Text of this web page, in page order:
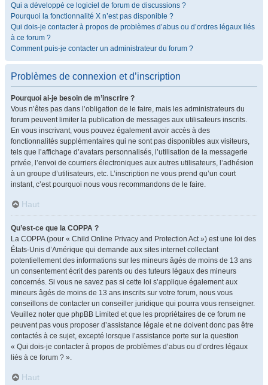
Qui a développé ce logiciel de forum de discussions ?
Pourquoi la fonctionnalité X n’est pas disponible ?
Qui dois-je contacter à propos de problèmes d’abus ou d’ordres légaux liés
à ce forum ?
Comment puis-je contacter un administrateur du forum ?
Problèmes de connexion et d’inscription
Pourquoi ai-je besoin de m’inscrire ?
Vous n’êtes pas dans l’obligation de le faire, mais les administrateurs du
forum peuvent limiter la publication de messages aux utilisateurs inscrits.
En vous inscrivant, vous pouvez également avoir accès à des
fonctionnalités supplémentaires qui ne sont pas disponibles aux visiteurs,
tels que l’affichage d’avatars personnalisés, l’utilisation de la messagerie
privée, l’envoi de courriers électroniques aux autres utilisateurs, l’adhésion
à un groupe d’utilisateurs, etc. L’inscription ne vous prend qu’un court
instant, c’est pourquoi nous vous recommandons de le faire.
Haut
Qu’est-ce que la COPPA ?
La COPPA (pour « Child Online Privacy and Protection Act ») est une loi des
États-Unis d’Amérique qui demande aux sites internet collectant
potentiellement des informations sur les mineurs âgés de moins de 13 ans
un consentement écrit des parents ou des tuteurs légaux des mineurs
concernés. Si vous ne savez pas si cette loi s’applique également aux
mineurs âgés de moins de 13 ans inscrits sur votre forum, nous vous
conseillons de contacter un conseiller juridique qui pourra vous renseigner.
Veuillez noter que phpBB Limited et que les propriétaires de ce forum ne
peuvent pas vous proposer d’assistance légale et ne doivent donc pas être
contactés à ce sujet, excepté lorsque l’assistance porte sur la question
« Qui dois-je contacter à propos de problèmes d’abus ou d’ordres légaux
liés à ce forum ? ».
Haut